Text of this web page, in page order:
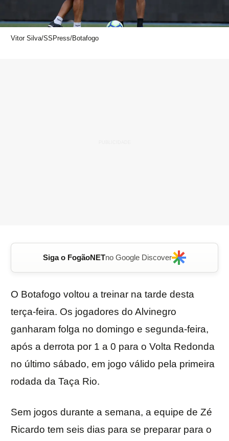
Vitor Silva/SSPress/Botafogo
Siga o FogãoNETno Google Discover
O Botafogo voltou a treinar na tarde desta
terça-feira. Os jogadores do Alvinegro
ganharam folga no domingo e segunda-feira,
após a derrota por 1 a 0 para o Volta Redonda
no último sábado, em jogo válido pela primeira
rodada da Taça Rio.
Sem jogos durante a semana, a equipe de Zé
Ricardo tem seis dias para se preparar para o